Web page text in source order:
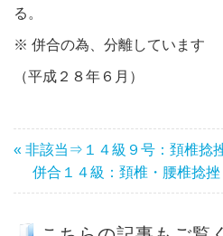
る。
※ 併合の為、分離しています
（平成２８年６月）
« 非該当⇒１４級９号：頚椎捻
併合１４級：頚椎・腰椎捻